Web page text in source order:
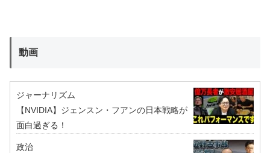
動画
ジャーナリズム
【NVIDIA】ジェンスン・フアンの日本戦略が
面白過ぎる！
政治